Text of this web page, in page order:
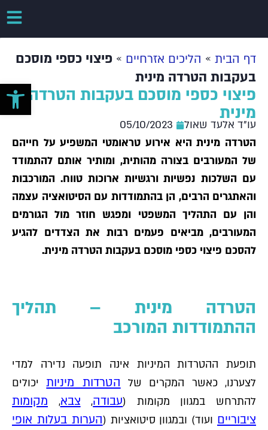
דף הבית » הליכים אזרחיים » פיצוי כספי מוסכם
בעקבות הטרדה מינית
פיצוי כספי מוסכם בעקבות הטרדה
מינית
עו"ד אלעד שאול
05/10/2023
הטרדה מינית היא אירוע טראומטי המשפיע על חייהם
של המעורבים בצורה מהותית, ומותיר אותם להתמודד
עם השלכות נפשיות ורגשיות ארוכות טווח. המורכבות
והאתגרים הרבים, הן בהתמודדות עם הסיטואציה עצמה
והן עם התהליך המשפטי ומפגש חוזר מול הגורמים
המעורבים, מביאים פעמים רבות את הצדדים להגיע
להסכם פיצוי כספי מוסכם בעקבות הטרדה מינית.
הטרדה מינית – תהליך
ההתמודדות המורכב
תופעת ההטרדות המיניות אינה תופעה נדירה למדי
לצערנו, כאשר המקרים של הטרדות מיניות
יכולים
להתרחש במגוון מקומות (עבודה, צבא, מקומות
ציבוריים ועוד) ובמגוון סיטואציות (הערות בעלות אופי
פתח